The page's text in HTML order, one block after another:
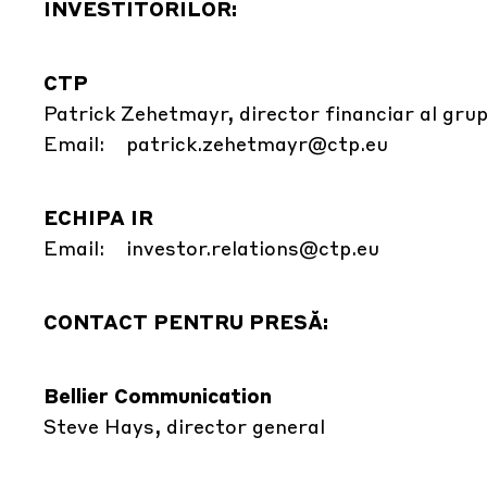
INVESTITORILOR:
CTP
Patrick Zehetmayr, director financiar al
Email: patrick.zehetmayr@ctp.eu
ECHIPA IR
Email: investor.relations@ctp.eu
CONTACT PENTRU PRESĂ:
Bellier Communication
Steve Hays, director general